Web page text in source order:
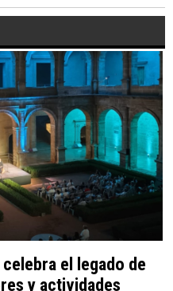
el legado de